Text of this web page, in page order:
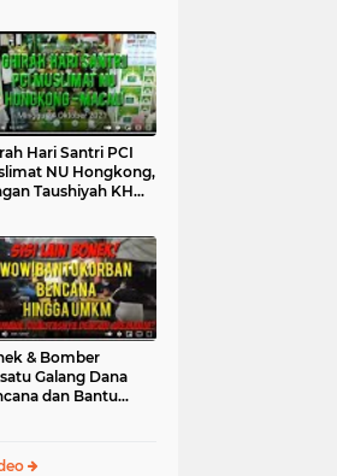
Hari Santri PCI
NU Hongkong,
Taushiyah KH
& Bomber
Galang Dana
dan Bantu